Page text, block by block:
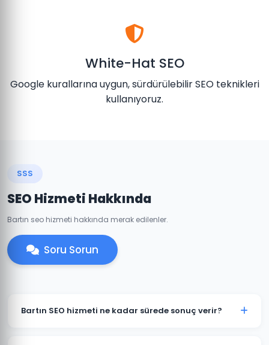
White-Hat SEO
Google kurallarına uygun, sürdürülebilir SEO teknikleri
kullanıyoruz.
SSS
SEO Hizmeti Hakkında
Bartın seo hizmeti hakkında merak edilenler.
Soru Sorun
Bartın SEO hizmeti ne kadar sürede sonuç verir?